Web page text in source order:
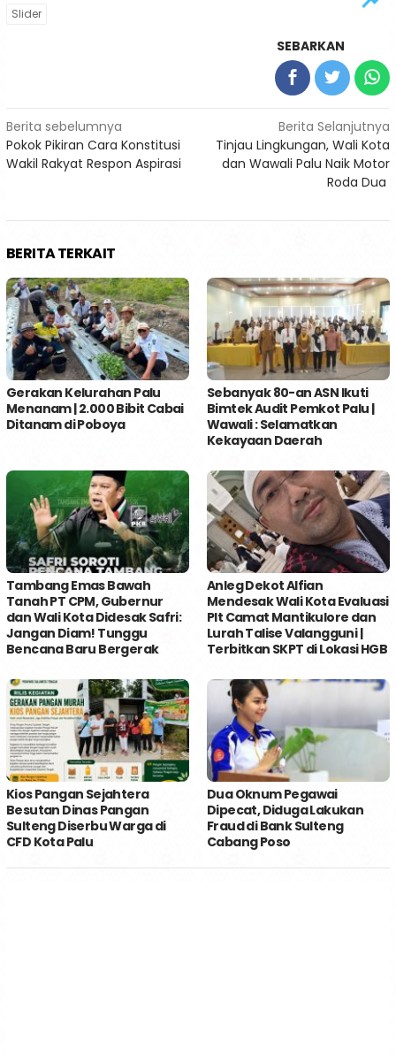
Slider
SEBARKAN
Navigasi
pos
Berita sebelumnya
Pokok Pikiran Cara Konstitusi
Wakil Rakyat Respon Aspirasi
Berita Selanjutnya
Tinjau Lingkungan, Wali Kota
dan Wawali Palu Naik Motor
Roda Dua
BERITA TERKAIT
Gerakan Kelurahan Palu
Menanam | 2.000 Bibit Cabai
Ditanam di Poboya
Sebanyak 80-an ASN Ikuti
Bimtek Audit Pemkot Palu |
Wawali : Selamatkan
Kekayaan Daerah
Tambang Emas Bawah
Tanah PT CPM, Gubernur
dan Wali Kota Didesak Safri:
Jangan Diam! Tunggu
Bencana Baru Bergerak
Anleg Dekot Alfian
Mendesak Wali Kota Evaluasi
Plt Camat Mantikulore dan
Lurah Talise Valangguni |
Terbitkan SKPT di Lokasi HGB
Kios Pangan Sejahtera
Besutan Dinas Pangan
Sulteng Diserbu Warga di
CFD Kota Palu
Dua Oknum Pegawai
Dipecat, Diduga Lakukan
Fraud di Bank Sulteng
Cabang Poso